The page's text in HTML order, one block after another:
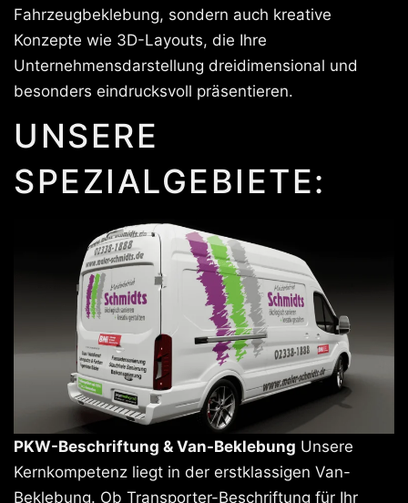
Fahrzeugbeklebung, sondern auch kreative
Konzepte wie 3D-Layouts, die Ihre
Unternehmensdarstellung dreidimensional und
besonders eindrucksvoll präsentieren.
UNSERE
SPEZIALGEBIETE:
PKW-Beschriftung & Van-Beklebung Unsere
Kernkompetenz liegt in der erstklassigen Van-
Beklebung. Ob Transporter-Beschriftung für Ihr